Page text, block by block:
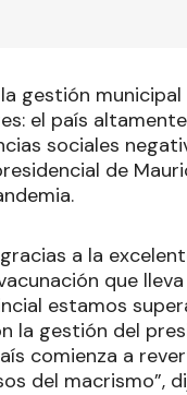
gestión
el país
sociales
de
a la
que
estamos
la gestión del
comienza a
del macrismo”,